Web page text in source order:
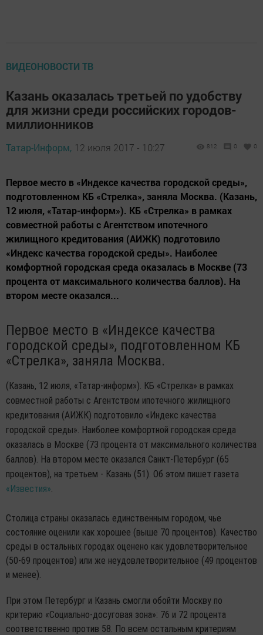
ВИДЕОНОВОСТИ ТВ
Казань оказалась третьей по удобству
для жизни среди российских городов-
миллионников
Татар-Информ, 12 июля 2017 - 10:27 812 0 0
Первое место в «Индексе качества городской среды»,
подготовленном КБ «Стрелка», заняла Москва. (Казань,
12 июля, «Татар-информ»). КБ «Стрелка» в рамках
совместной работы с Агентством ипотечного
жилищного кредитования (АИЖК) подготовило
«Индекс качества городской среды». Наиболее
комфортной городская среда оказалась в Москве (73
процента от максимального количества баллов). На
втором месте оказался...
Первое место в «Индексе качества
городской среды», подготовленном КБ
«Стрелка», заняла Москва.
(Казань, 12 июля, «Татар-информ»). КБ «Стрелка» в рамках
совместной работы с Агентством ипотечного жилищного
кредитования (АИЖК) подготовило «Индекс качества
городской среды». Наиболее комфортной городская среда
оказалась в Москве (73 процента от максимального количества
баллов). На втором месте оказался Санкт-Петербург (65
процентов), на третьем - Казань (51). Об этом пишет газета
«Известия».
Столица страны оказалась единственным городом, чье
состояние оценили как хорошее (выше 70 процентов). Качество
среды в остальных городах оценено как удовлетворительное
(50-69 процентов) или же неудовлетворительное (49 процентов
и менее).
При этом Петербург и Казань смогли обойти Москву по
критерию «Социально-досуговая зона»: 76 и 72 процента
соответственно против 58. По всем остальным критериям